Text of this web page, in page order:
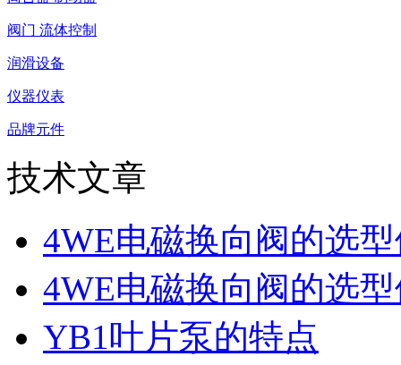
阀门 流体控制
润滑设备
仪器仪表
品牌元件
技术文章
4WE电磁换向阀的选
4WE电磁换向阀的选
YB1叶片泵的特点